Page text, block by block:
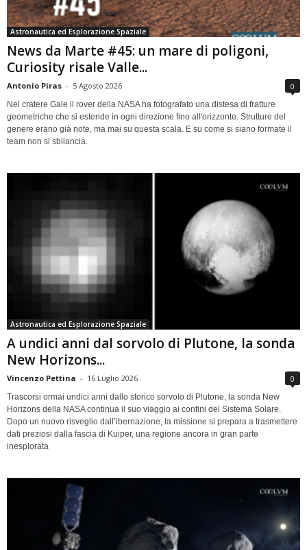
Astronautica ed Esplorazione Spaziale
News da Marte #45: un mare di poligoni,
Curiosity risale Valle...
Antonio Piras - 5 Agosto 2026 0
Nel cratere Gale il rover della NASA ha fotografato una distesa di fratture
geometriche che si estende in ogni direzione fino all'orizzonte. Strutture del
genere erano già note, ma mai su questa scala. E su come si siano formate il
team non si sbilancia.
Astronautica ed Esplorazione Spaziale
A undici anni dal sorvolo di Plutone, la sonda
New Horizons...
Vincenzo Pettina - 16 Luglio 2026 0
Trascorsi ormai undici anni dallo storico sorvolo di Plutone, la sonda New
Horizons della NASA continua il suo viaggio ai confini del Sistema Solare.
Dopo un nuovo risveglio dall’ibernazione, la missione si prepara a trasmettere
dati preziosi dalla fascia di Kuiper, una regione ancora in gran parte
inesplorata